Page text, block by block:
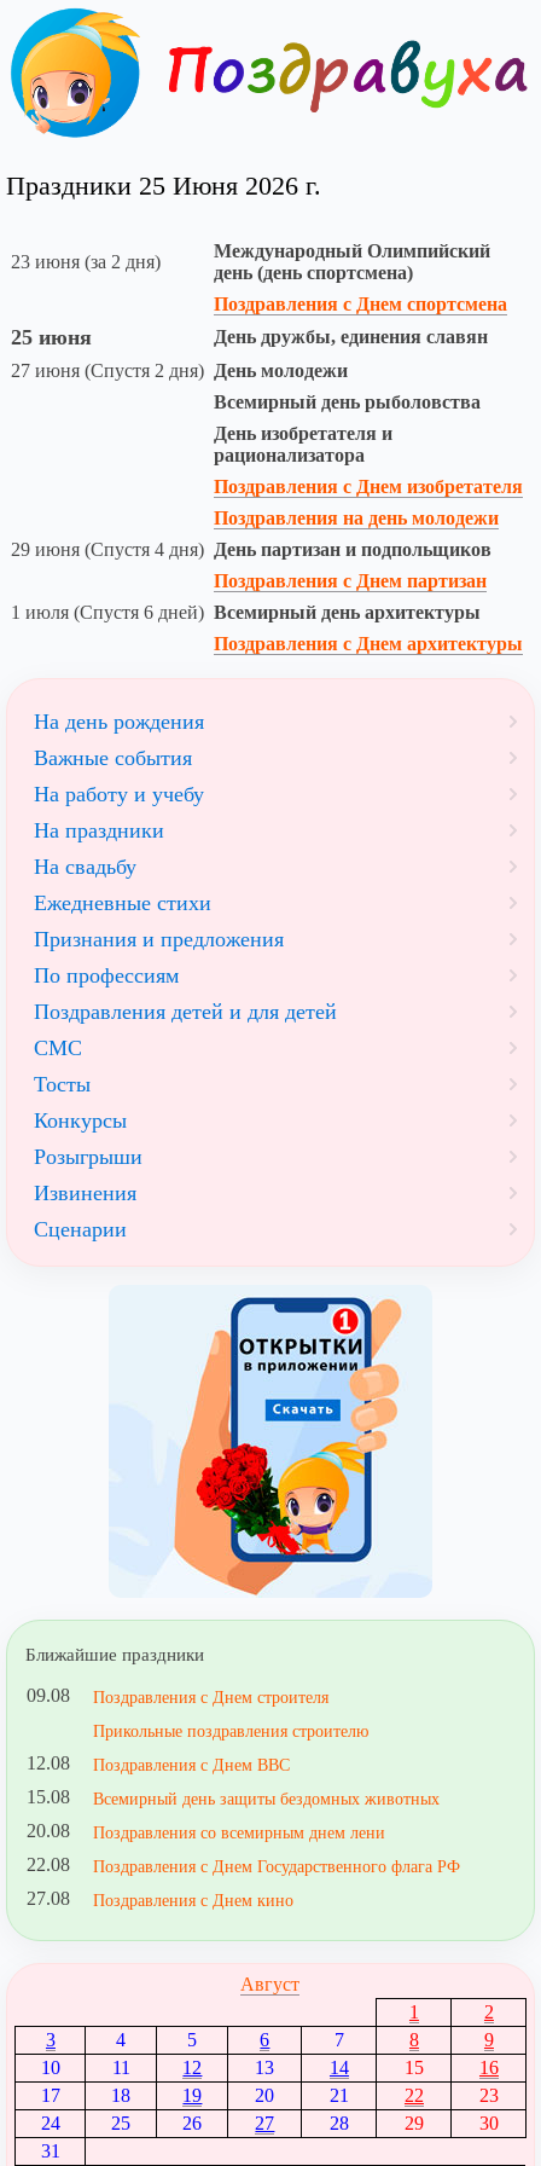
Праздники 25 Июня 2026 г.
23 июня (за 2 дня)
Международный Олимпийский
день (день спортсмена)
Поздравления с Днем спортсмена
25 июня
День дружбы, единения славян
27 июня (Спустя 2 дня) День молодежи
Всемирный день рыболовства
День изобретателя и
рационализатора
Поздравления с Днем изобретателя
Поздравления на день молодежи
29 июня (Спустя 4 дня) День партизан и подпольщиков
Поздравления с Днем партизан
1 июля (Спустя 6 дней) Всемирный день архитектуры
Поздравления с Днем архитектуры
На день рождения
Важные события
На работу и учебу
На праздники
На свадьбу
Ежедневные стихи
Признания и предложения
По профессиям
Поздравления детей и для детей
СМС
Тосты
Конкурсы
Розыгрыши
Извинения
Сценарии
Ближайшие праздники
09.08
Поздравления с Днем строителя
Прикольные поздравления строителю
12.08 Поздравления с Днем ВВС
15.08 Всемирный день защиты бездомных животных
20.08 Поздравления со всемирным днем лени
22.08 Поздравления с Днем Государственного флага РФ
27.08 Поздравления с Днем кино
Август
1
2
3
4 5 6 7 8
9
10
11 12 13 14 15
16
17
18 19 20 21 22
23
24
25 26 27 28 29
30
31